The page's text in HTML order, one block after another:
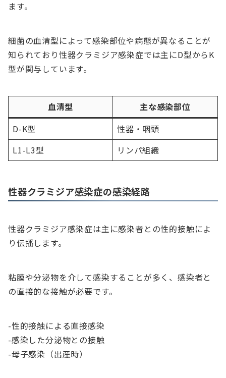
ます。
細菌の血清型によって感染部位や病態が異なることが
知られており性器クラミジア感染症では主にD型からK
型が関与しています。
血清型
主な感染部位
D-K型
性器・咽頭
L1-L3型
リンパ組織
性器クラミジア感染症の感染経路
性器クラミジア感染症は主に感染者との性的接触によ
り伝播します。
粘膜や分泌物を介して感染することが多く、感染者と
の直接的な接触が必要です。
-性的接触による直接感染
-感染した分泌物との接触
-母子感染（出産時）